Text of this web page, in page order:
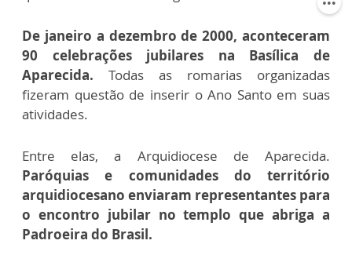
De janeiro a dezembro de 2000, aconteceram
90 celebrações jubilares na Basílica de
Aparecida. Todas as romarias organizadas
fizeram questão de inserir o Ano Santo em suas
atividades.
Entre elas, a Arquidiocese de Aparecida.
Paróquias e comunidades do território
arquidiocesano enviaram representantes para
o encontro jubilar no templo que abriga a
Padroeira do Brasil.